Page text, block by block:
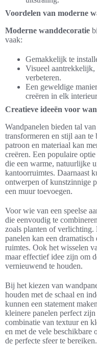
Voordelen van moderne
Moderne wanddecoratie
vaak:
Gemakkelijk te
Visueel aantrekkelijk,
verbeteren.
Een geweldige
creëren in elk
Creatieve ideeën voor
Wandpanelen bieden tal
transformeren en stijl aan
patroon en materiaal kan
creëren. Een populaire
die een warme, natuurlijke
kantoorruimtes. Daarnaast
ontwerpen of kunstzinnige
een muur toevoegen.
Voor wie van een speelse
die eenvoudig te
zoals planten of
panelen kan een
ruimtes. Ook het wisselen
maar effectief idee zijn om
vernieuwend te houden.
Bij het kiezen van
houden met de schaal en
kunnen een statement
kleinere panelen perfect
combinatie van textuur en
en met de vele beschikbare
de perfecte sfeer te bereiken.